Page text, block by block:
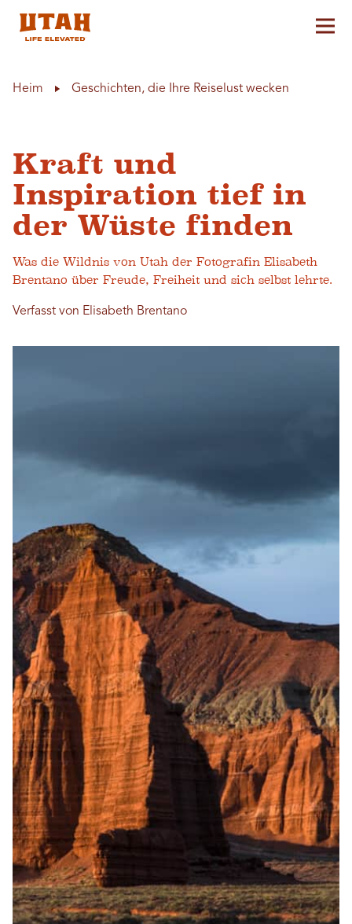
Heim Geschichten, die Ihre Reiselust wecken
Kraft und
Inspiration tief in
der Wüste finden
Was die Wildnis von Utah der Fotografin Elisabeth
Brentano über Freude, Freiheit und sich selbst lehrte.
Verfasst von Elisabeth Brentano